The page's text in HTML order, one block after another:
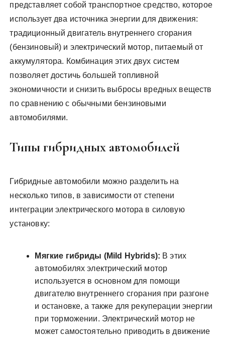
представляет собой транспортное средство, которое
использует два источника энергии для движения:
традиционный двигатель внутреннего сгорания
(бензиновый) и электрический мотор, питаемый от
аккумулятора. Комбинация этих двух систем
позволяет достичь большей топливной
экономичности и снизить выбросы вредных веществ
по сравнению с обычными бензиновыми
автомобилями.
Типы гибридных автомобилей
Гибридные автомобили можно разделить на
несколько типов, в зависимости от степени
интеграции электрического мотора в силовую
установку:
Мягкие гибриды (Mild Hybrids): В этих
автомобилях электрический мотор
используется в основном для помощи
двигателю внутреннего сгорания при разгоне
и остановке, а также для рекуперации энергии
при торможении. Электрический мотор не
может самостоятельно приводить в движение